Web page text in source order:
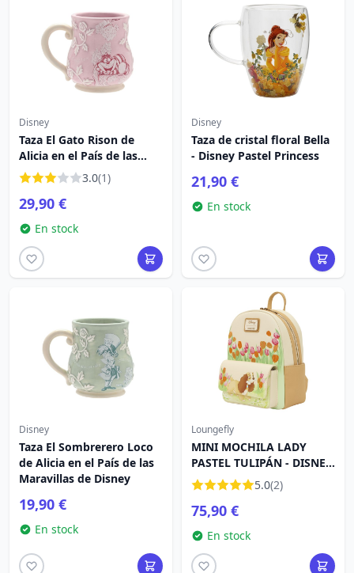
Disney
Taza El Gato Rison de
Alicia en el País de las
Maravillas de Disney
3.0(1)
29,90 €
En stock
Disney
Taza de cristal floral Bella
- Disney Pastel Princess
21,90 €
En stock
Disney
Taza El Sombrerero Loco
de Alicia en el País de las
Maravillas de Disney
19,90 €
En stock
Loungefly
MINI MOCHILA LADY
PASTEL TULIPÁN - DISNEY
LOUNGEFLY LA DAMA Y
EL VAGABUNDO
5.0(2)
75,90 €
En stock